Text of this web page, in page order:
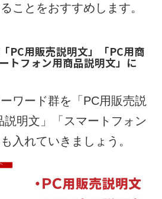
ことをおすすめします。
PC用販売説明文」「PC用商
トフォン用商品説明文」に
ワード群を「PC用販売説
説明文」「スマートフォン
入れていきましょう。